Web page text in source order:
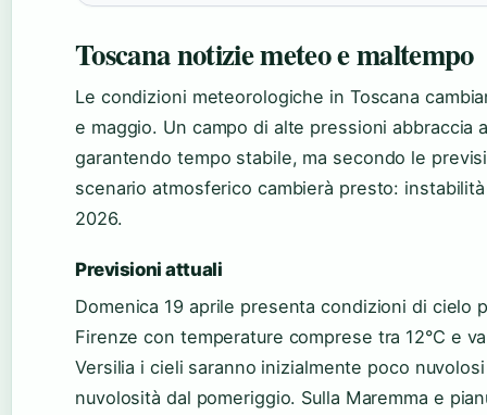
Toscana notizie meteo e maltempo
Le condizioni meteorologiche in Toscana
e maggio. Un campo di alte pressioni abbraccia
garantendo tempo stabile, ma secondo le
scenario atmosferico cambierà presto:
2026.
Previsioni attuali
Domenica 19 aprile presenta condizioni di cielo
Firenze con temperature comprese tra 12°C e
Versilia i cieli saranno inizialmente poco
nuvolosità dal pomeriggio. Sulla Maremma e